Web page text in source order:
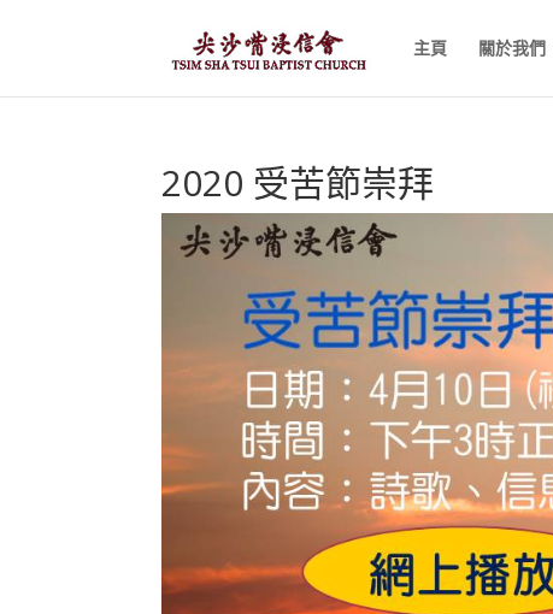
主頁 關於我們
2020 受苦節崇拜